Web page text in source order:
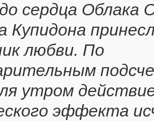
сердца Облака
Купидона
любви. По
утром
эффекта